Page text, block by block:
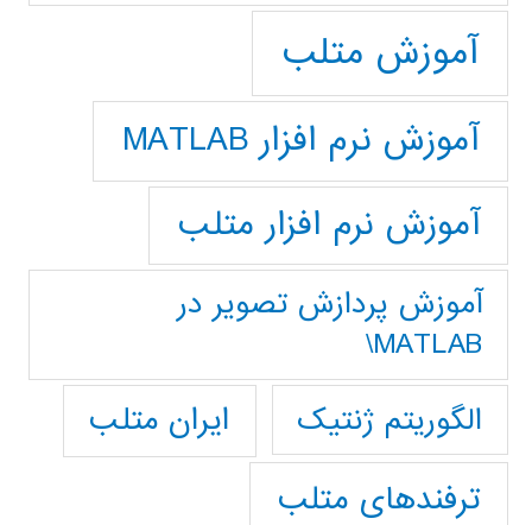
آموزش متلب
آموزش نرم افزار MATLAB
آموزش نرم افزار متلب
آموزش پردازش تصوير در
MATLAB\
الگوریتم ژنتیک
ایران متلب
ترفندهای متلب